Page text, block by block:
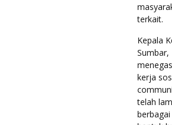
terkait.
Kepala
Sumbar,
kerja
telah